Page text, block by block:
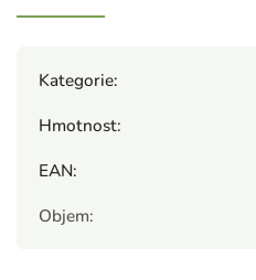
Kategorie:
Hmotnost:
EAN:
Objem: